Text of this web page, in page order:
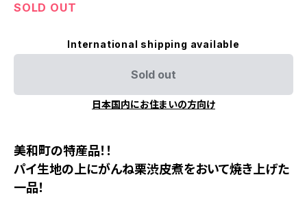
SOLD OUT
International shipping available
Sold out
日本国内にお住まいの方向け
美和町の特産品！！
パイ生地の上にがんね栗渋皮煮をおいて焼き上げた
一品！